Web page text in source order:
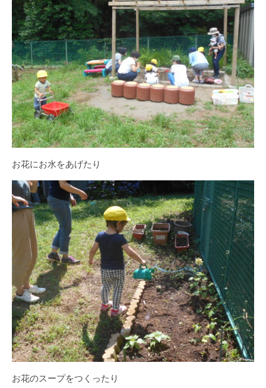
お花にお水をあげたり
お花のスープをつくったり